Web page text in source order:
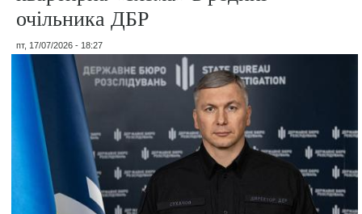
очільника ДБР
пт, 17/07/2026 - 18:27